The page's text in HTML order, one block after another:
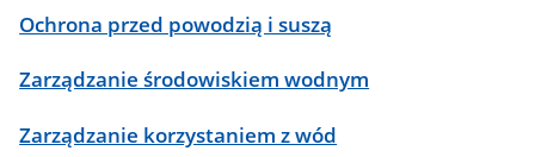
Ochrona przed powodzią i suszą
Zarządzanie środowiskiem wodnym
Zarządzanie korzystaniem z wód